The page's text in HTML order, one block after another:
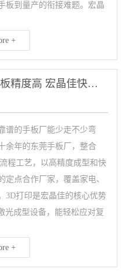
板到量产的衔接难题。宏晶
+
东莞手板厂-3D打印手板精度高 宏晶佳快速成型厂家
谱的手板厂能少走不少弯
余年的东莞手板厂，整合
程工艺，以高精度成型和快
定点合作厂家，覆盖家电、
3D打印是宏晶佳的核心优势
光成型设备，能轻松应对复
+